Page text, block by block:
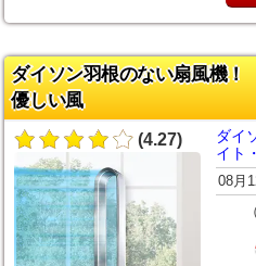
ダイソン羽根のない扇風機
優しい風
(4.27)
ダイ
イト
08月